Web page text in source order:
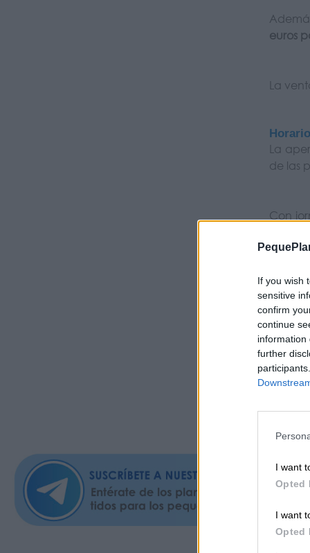
If you wish
sensitive
confirm
continue
information
further
I want
Opted
I want
Opted
euros
La
La
de las
Con
de
que se
Cotos,
Desde